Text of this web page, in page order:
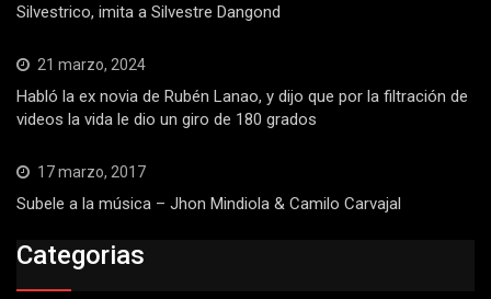
Silvestrico, imita a Silvestre Dangond
21 marzo, 2024
Habló la ex novia de Rubén Lanao, y dijo que por la filtración de
videos la vida le dio un giro de 180 grados
17 marzo, 2017
Subele a la música – Jhon Mindiola & Camilo Carvajal
Categorias